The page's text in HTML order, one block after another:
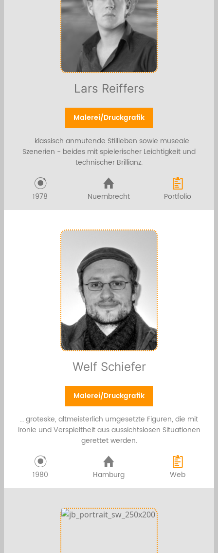
Lars Reiffers
Malerei/Druckgrafik
… klassisch anmutende Stillleben sowie museale
Szenerien - beides mit spielerischer Leichtigkeit und
technischer Brillianz.
1978 Nuembrecht Portfolio
Welf Schiefer
Malerei/Druckgrafik
… groteske, altmeisterlich umgesetzte Figuren, die mit
Ironie und Verspieltheit aus aussichtslosen Situationen
gerettet werden.
1980 Hamburg Web